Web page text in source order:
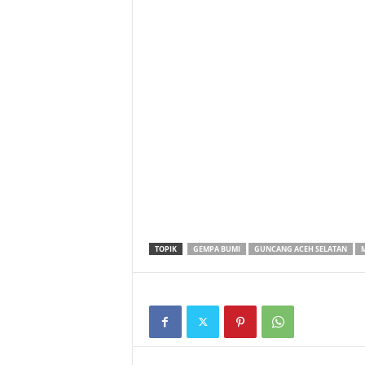
TOPIK GEMPA BUMI GUNCANG ACEH SELATAN